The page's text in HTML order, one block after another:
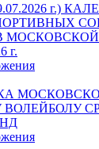
г.)
МОСКОВСКОЙ
г.
ВОЛЕЙБОЛУ